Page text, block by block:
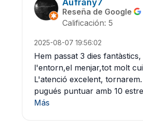
Reseña de Google
Calificación: 5
2025-08-07 19:56:02
Hem passat 3 dies
l'entorn,el menjar,tot molt
L'atenció excelent, tornarem.
pugués puntuar amb 10
Más